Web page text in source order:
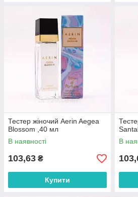
Тестер жіночий Aerin Aegea
Blossom ,40 мл
В наявності
103,63 ₴
Купити
В